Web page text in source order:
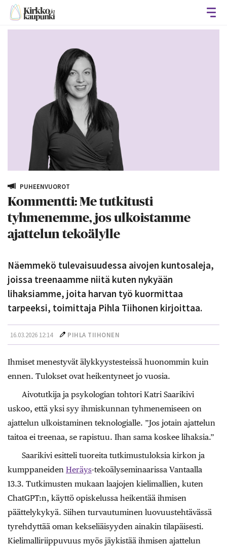
PUHEENVUOROT
Kommentti: Me tutkitusti
tyhmenemme, jos ulkoistamme
ajattelun tekoälylle
Näemmekö tulevaisuudessa aivojen kuntosaleja,
joissa treenaamme niitä kuten nykyään
lihaksiamme, joita harvan työ kuormittaa
tarpeeksi, toimittaja Pihla Tiihonen kirjoittaa.
16.03.2026 12:14 PIHLA TIIHONEN
Ihmiset menestyvät älykkyystesteissä huonommin kuin
ennen. Tulokset ovat heikentyneet jo vuosia.
Aivotutkija ja psykologian tohtori Katri Saarikivi
uskoo, että yksi syy ihmiskunnan tyhmenemiseen on
ajattelun ulkoistaminen teknologialle. ”Jos jotain ajattelun
taitoa ei treenaa, se rapistuu. Ihan sama koskee lihaksia.”
Saarikivi esitteli tuoreita tutkimustuloksia kirkon ja
kumppaneiden Heräys-tekoälyseminaarissa Vantaalla
13.3. Tutkimusten mukaan laajojen kielimallien, kuten
ChatGPT:n, käyttö opiskelussa heikentää ihmisen
päättelykykyä. Siihen turvautuminen luovuustehtävässä
tyrehdyttää oman kekseliäisyyden ainakin tilapäisesti.
Kielimalliriippuvuus myös jäykistää ihmisen ajattelun